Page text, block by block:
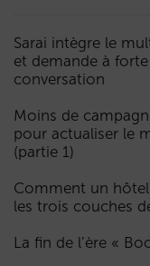
Sarai intègre le
et demande à
conversation
Moins de
pour actualiser le
(partie 1)
Comment un hôtel
les trois couches
La fin de l’ère «